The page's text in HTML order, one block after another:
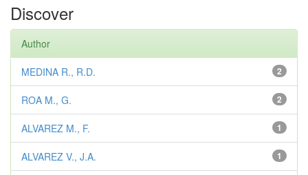
Discover
Author
2
MEDINA R., R.D.
2
ROA M., G.
1
ALVAREZ M., F.
1
ALVAREZ V., J.A.